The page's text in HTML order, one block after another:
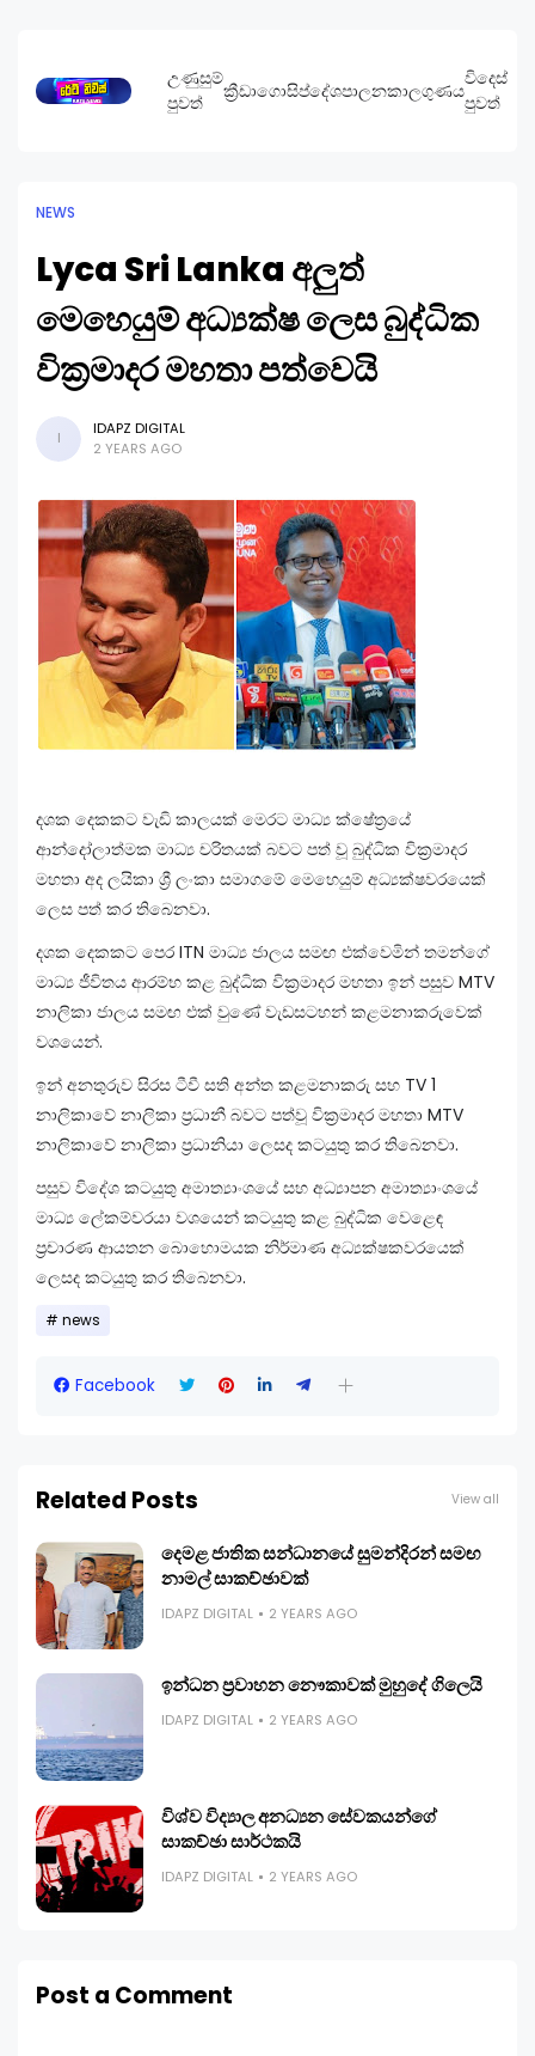
උණුසුම්
පුවත්
ක්‍රීඩාගොසිප්දේශපාලනකාලගුණය
විදෙස්
පුවත්
NEWS
Lyca Sri Lanka අලුත්
මෙහෙයුම් අධ්‍යක්ෂ ලෙස බුද්ධික
වික්‍රමාදර මහතා පත්වෙයි
I
IDAPZ DIGITAL
2 YEARS AGO
දශක දෙකකට වැඩි කාලයක් මෙරට මාධ්‍ය ක්ෂේත්‍රයේ
ආන්දෝලාත්මක මාධ්‍ය චරිතයක් බවට පත් වූ බුද්ධික වික්‍රමාදර
මහතා අද ලයිකා ශ්‍රී ලංකා සමාගමේ මෙහෙයුම් අධ්‍යක්ෂවරයෙක්
ලෙස පත් කර තිබෙනවා.
දශක දෙකකට පෙර ITN මාධ්‍ය ජාලය සමඟ එක්වෙමින් තමන්ගේ
මාධ්‍ය ජීවිතය ආරම්භ කළ බුද්ධික වික්‍රමාදර මහතා ඉන් පසුව MTV
නාලිකා ජාලය සමඟ එක් වුණේ වැඩසටහන් කළමනාකරුවෙක්
වශයෙන්.
ඉන් අනතුරුව සිරස ටීවී සති අන්ත කළමනාකරු සහ TV 1
නාලිකාවේ නාලිකා ප්‍රධානී බවට පත්වූ වික්‍රමාදර මහතා MTV
නාලිකාවේ නාලිකා ප්‍රධානියා ලෙසද කටයුතු කර තිබෙනවා.
පසුව විදේශ කටයුතු අමාත්‍යාංශයේ සහ අධ්‍යාපන අමාත්‍යාංශයේ
මාධ්‍ය ලේකම්වරයා වශයෙන් කටයුතු කළ බුද්ධික වෙළෙඳ
ප්‍රචාරණ ආයතන බොහොමයක නිර්මාණ අධ්‍යක්ෂකවරයෙක්
ලෙසද කටයුතු කර තිබෙනවා.
news
Facebook
Related Posts View all
දෙමළ ජාතික සන්ධානයේ සුමන්දිරන් සමඟ
නාමල් සාකච්ඡාවක්
IDAPZ DIGITAL 2 YEARS AGO
ඉන්ධන ප්‍රවාහන නෞකාවක් මුහුදේ ගිලෙයි
IDAPZ DIGITAL 2 YEARS AGO
විශ්ව විද්‍යාල අනධ්‍යන සේවකයන්ගේ
සාකච්ඡා සාර්ථකයි
IDAPZ DIGITAL 2 YEARS AGO
Post a Comment